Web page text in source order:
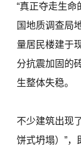
“真正夺走生命
国地质调查局
量居民楼建于
分抗震加固的
生整体失稳。
不少建筑出现
饼式坍塌）”